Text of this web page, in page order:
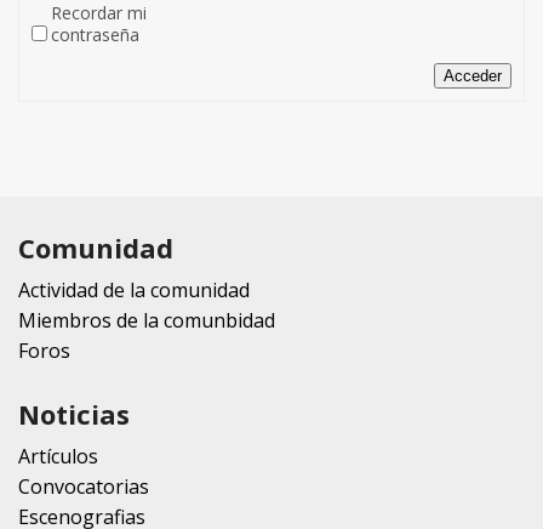
Recordar mi
contraseña
Acceder
Comunidad
Actividad de la comunidad
Miembros de la comunbidad
Foros
Noticias
Artículos
Convocatorias
Escenografias